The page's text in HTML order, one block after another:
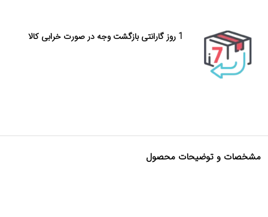
1 روز گارانتی بازگشت وجه در صورت خرابی کالا
مشخصات و توضیحات محصول